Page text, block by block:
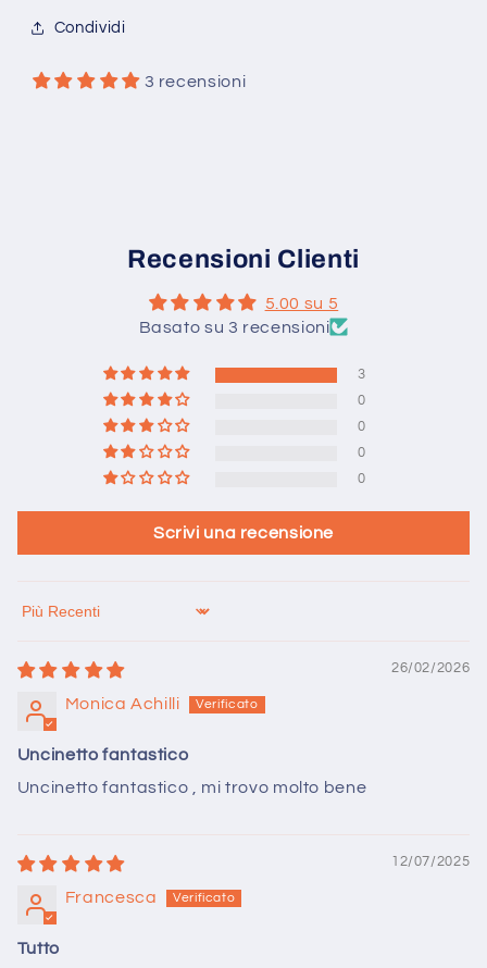
Condividi
3 recensioni
Recensioni Clienti
5.00 su 5
Basato su 3 recensioni
3
0
0
0
0
Scrivi una recensione
Sort by
26/02/2026
Monica Achilli
Uncinetto fantastico
Uncinetto fantastico , mi trovo molto bene
12/07/2025
Francesca
Tutto